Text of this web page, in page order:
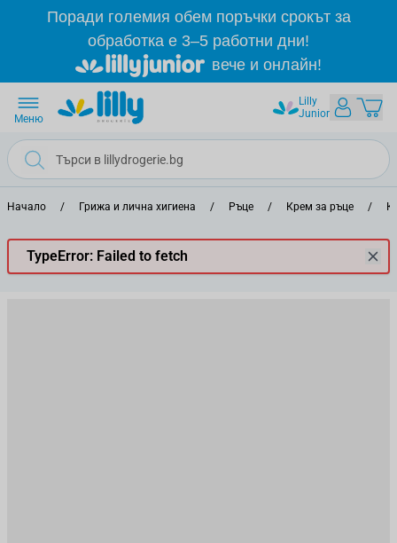
Прескачане към съдържанието
Поради големия обем поръчки срокът за
обработка е 3–5 работни дни!
вече и онлайн!
Lilly
Junior
Меню
Начало / Грижа и лична хигиена / Ръце / Крем за ръце /
TypeError: Failed to fetch